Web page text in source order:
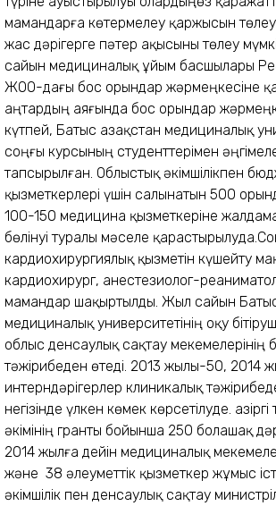
мамандарға көтермелеу қаржысын
жас дәрігерге пәтер ақысыны төлеу
сайын медициналық ұйым басшылары
ЖОО-дағы бос орындар жәрмеңкесіне
Қаңтардың аяғында бос орындар
күтпей, Батыс Қазақстан медициналық
соңғы курсының студенттерімен
тапсырылған. Облыстық әкімшілікпен
қызметкерлері үшін салынатын 500
100-150 медицина қызметкеріне
бөлінуі туралы мәселе
кардиохирургиялық қызметін күшейту
кардиохирург, анестезиолог-
мамандар шақыртылды. Жыл сайын Батыс
медициналық университетінің оқу
облыс денсаулық сақтау мекемелерінің
тәжірибеден өтеді. 2013 жылы-50, 2014
интерндәрігерлер клиникалық
негізінде үлкен көмек көрсетілуде.
әкімінің гранты бойынша 250 болашақ
2014 жылға дейін медициналық
және 38 әлеуметтік қызметкер жұмыс
әкімшілік пен денсаулық сақтау